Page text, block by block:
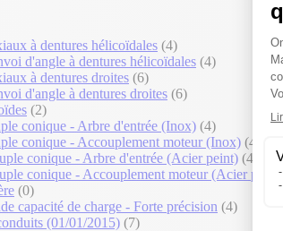
à dentures hélicoïdales (4)
d'angle à dentures hélicoïdales (4)
à dentures droites (6)
d'angle à dentures droites (6)
(2)
conique - Arbre d'entrée (Inox) (4)
conique - Accouplement moteur (Inox) (4)
conique - Arbre d'entrée (Acier peint) (4)
conique - Accouplement moteur (Acier peint)
(0)
capacité de charge - Forte précision (4)
(01/01/2015) (7)